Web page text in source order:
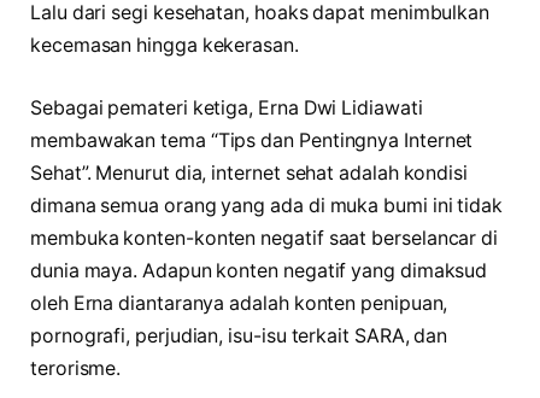
Lalu dari segi kesehatan, hoaks dapat menimbulkan
kecemasan hingga kekerasan.
Sebagai pemateri ketiga, Erna Dwi Lidiawati
membawakan tema “Tips dan Pentingnya Internet
Sehat”. Menurut dia, internet sehat adalah kondisi
dimana semua orang yang ada di muka bumi ini tidak
membuka konten-konten negatif saat berselancar di
dunia maya. Adapun konten negatif yang dimaksud
oleh Erna diantaranya adalah konten penipuan,
pornografi, perjudian, isu-isu terkait SARA, dan
terorisme.